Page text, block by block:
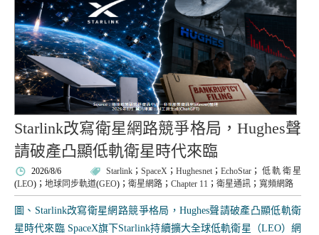
Starlink改寫衛星網路競爭格局，Hughes聲
請破產凸顯低軌衛星時代來臨
2026/8/6 Starlink ；SpaceX ；Hughesnet ；EchoStar ； 低軌衛星
(LEO)； 地球同步軌道(GEO)； 衛星網路 ； Chapter 11 ； 衛星通訊 ； 寬頻網路
圖、Starlink改寫衛星網路競爭格局，Hughes聲請破產凸顯低軌衛
星時代來臨 SpaceX旗下Starlink持續擴大全球低軌衛星（LEO）網